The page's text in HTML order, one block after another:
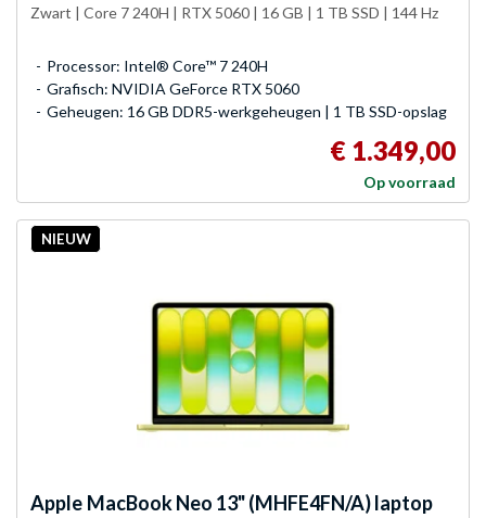
Zwart | Core 7 240H | RTX 5060 | 16 GB | 1 TB SSD | 144 Hz
Processor: Intel® Core™ 7 240H
Grafisch: NVIDIA GeForce RTX 5060
Geheugen: 16 GB DDR5-werkgeheugen | 1 TB SSD-opslag
€ 1.349,00
Op voorraad
NIEUW
Apple MacBook Neo 13" (MHFE4FN/A) laptop